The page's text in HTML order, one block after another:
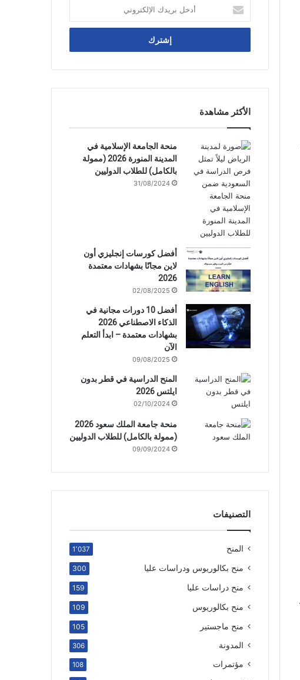
بريدك
الإلكتروني
الأكثر مشاهدة
منحة الجامعة الإسلامية في
المدينة المنورة 2026 (ممولة
بالكامل) للطلاب الدوليين
31/08/2024
أفضل كورسات إنجليزي أون
لاين مجانًا بشهادات معتمدة
2026
02/08/2025
أفضل 10 دورات مجانية في
الذكاء الاصطناعي 2026
بشهادات معتمدة – ابدأ التعلم
الآن
09/08/2025
المنح الدراسية في قطر بدون
ايلتس 2026
02/10/2024
منحة جامعة الملك سعود 2026
(ممولة بالكامل) للطلاب الدوليين
09/09/2024
التصنيفات
المنح 1٬037
منح بكالوريوس ودراسات عليا 300
منح دراسات عليا 159
منح بكالوريوس 109
منح ماجستير 105
المدونة 306
مؤتمرات 108